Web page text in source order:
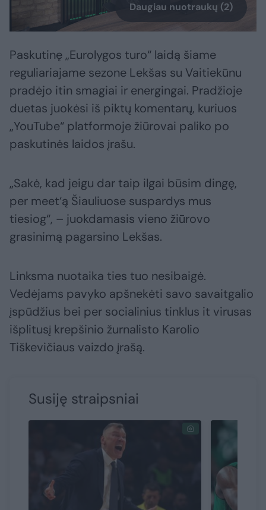
Daugiau nuotraukų (2)
Paskutinę „Eurolygos turo“ laidą šiame
reguliariajame sezone Lekšas su Vaitiekūnu
pradėjo itin smagiai ir energingai. Pradžioje
duetas juokėsi iš piktų komentarų, kuriuos
„YouTube“ platformoje žiūrovai paliko po
paskutinės laidos įrašu.
„Sakė, kad jeigu dar taip ilgai būsim dingę,
per meet‘ą Šiauliuose suspardys mus
tiesiog“, – juokdamasis vieno žiūrovo
grasinimą pagarsino Lekšas.
Linksma nuotaika ties tuo nesibaigė.
Vedėjams pavyko apšnekėti savo savaitgalio
įspūdžius bei per socialinius tinklus it virusas
išplitusį krepšinio žurnalisto Karolio
Tiškevičiaus vaizdo įrašą.
Susiję straipsniai